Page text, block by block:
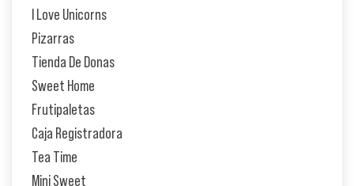
I Love Unicorns
Pizarras
Tienda De Donas
Sweet Home
Frutipaletas
Caja Registradora
Tea Time
Mini Sweet